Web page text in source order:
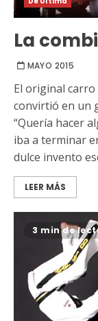
La
MAYO 2015
El original carro
convirtió en un
“Quería hacer
iba a terminar
dulce invento
LEER MÁS
3 min de